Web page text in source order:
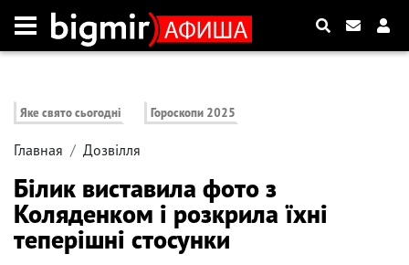
Яке свято сьогодні Гороскопи 2025
Главная Дозвілля
Білик виставила фото з
Коляденком і розкрила їхні
теперішні стосунки